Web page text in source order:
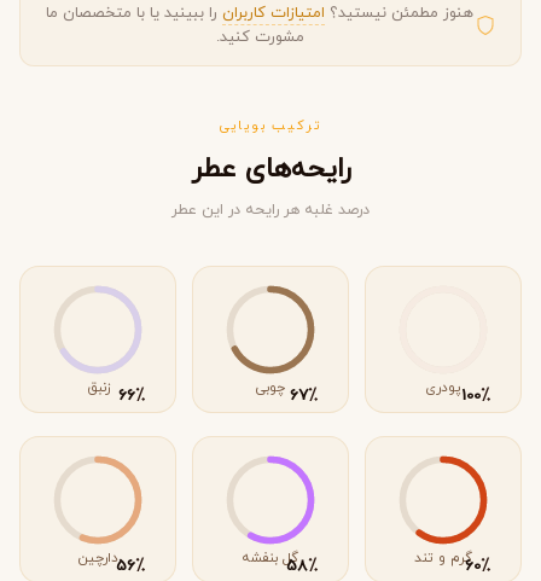
هنوز مطمئن نیستید؟ امتیازات کاربران را ببینید یا با متخصصان ما
مشورت کنید.
ترکیب بویایی
رایحه‌های عطر
درصد غلبه هر رایحه در این عطر
٪100پودری ٪67 چوبی ٪66 زنبق
٪60گرم و تند ٪58گل بنفشه ٪56دارچین